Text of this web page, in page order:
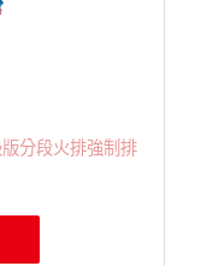
分段火排強制排